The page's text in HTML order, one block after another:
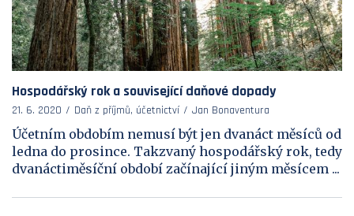
Hospodářský rok a související daňové dopady
21. 6. 2020 Daň z příjmů, účetnictví Jan Bonaventura
Účetním obdobím nemusí být jen dvanáct měsíců od
ledna do prosince. Takzvaný hospodářský rok, tedy
dvanáctiměsíční období začínající jiným měsícem ...